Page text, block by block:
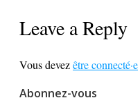
Leave a Reply
Vous devezêtre connecté·e
Abonnez-vous